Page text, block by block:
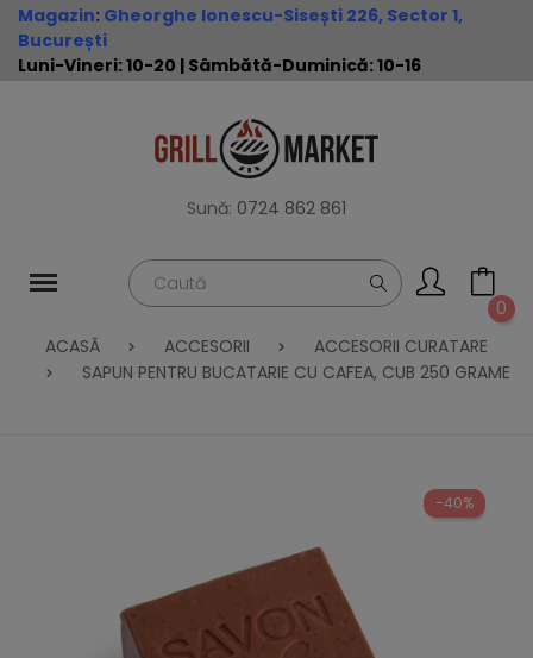
Magazin: Gheorghe Ionescu-Sisești 226, Sector 1,
București
Luni-Vineri: 10-20 | Sâmbătă-Duminică: 10-16
Sună: 0724 862 861
0
ACASĂ
ACCESORII
ACCESORII CURATARE
SAPUN PENTRU BUCATARIE CU CAFEA, CUB 250 GRAME
-40%